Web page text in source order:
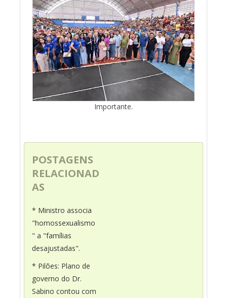
Importante.
POSTAGENS
RELACIONAD
AS
* Ministro associa
"homossexualismo
" a "famílias
desajustadas".
* Pilões: Plano de
governo do Dr.
Sabino contou com